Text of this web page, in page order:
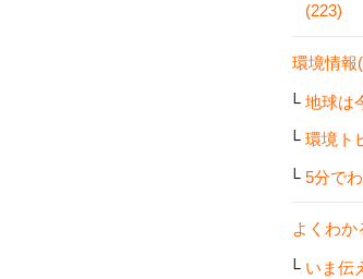
(223)
環境情報
地球は
環境ト
5分で
よくわか
いま伝